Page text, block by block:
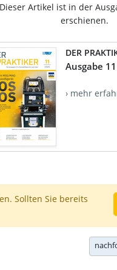
Dieser Artikel ist in der
erschienen.
DER
Ausgabe
› mehr
Sollten Sie bereits